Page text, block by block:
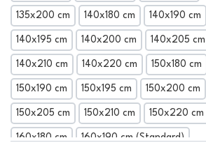
135x200 cm 140x180 cm 140x190 cm
140x195 cm 140x200 cm 140x205 cm
140x210 cm 140x220 cm 150x180 cm
150x190 cm 150x195 cm 150x200 cm
150x205 cm 150x210 cm 150x220 cm
160x180 cm 160x190 cm (Standard)